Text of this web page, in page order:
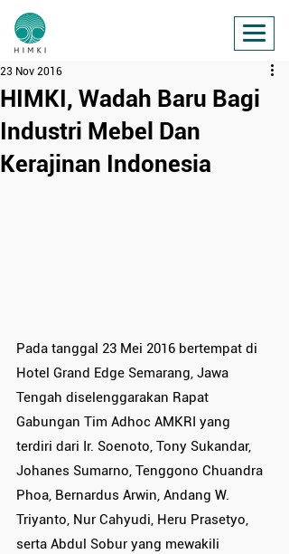
HIMKI, Wadah Baru Bagi
Industri Mebel Dan
Kerajinan Indonesia
23 Nov 2016
Pada tanggal 23 Mei 2016 bertempat di
Hotel Grand Edge Semarang, Jawa
Tengah diselenggarakan Rapat
Gabungan Tim Adhoc AMKRI yang
terdiri dari Ir. Soenoto, Tony Sukandar,
Johanes Sumarno, Tenggono Chuandra
Phoa, Bernardus Arwin, Andang W.
Triyanto, Nur Cahyudi, Heru Prasetyo,
serta Abdul Sobur yang mewakili